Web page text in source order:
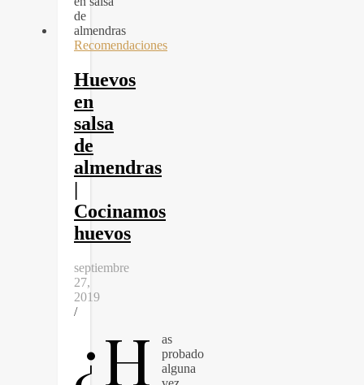
Recomendaciones
Huevos
en
salsa
de
almendras
Cocinamos
huevos
septiembre
27,
2019
/
¿H
as
probado
alguna